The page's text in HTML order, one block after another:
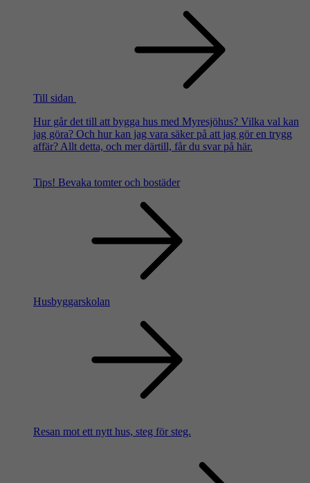
Till sidan
Hur går det till att bygga hus med Myresjöhus? Vilka val kan
jag göra? Och hur kan jag vara säker på att jag gör en trygg
affär? Allt detta, och mer därtill, får du svar på här.
Tips! Bevaka tomter och bostäder
Husbyggarskolan
Resan mot ett nytt hus, steg för steg.